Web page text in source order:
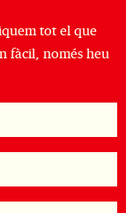
tot el que
fàcil, només heu